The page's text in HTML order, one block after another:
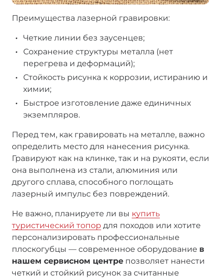
Преимущества лазерной гравировки:
Четкие линии без заусенцев;
Сохранение структуры металла (нет
перегрева и деформаций);
Стойкость рисунка к коррозии, истиранию и
химии;
Быстрое изготовление даже единичных
экземпляров.
Перед тем, как гравировать на металле, важно
определить место для нанесения рисунка.
Гравируют как на клинке, так и на рукояти, если
она выполнена из стали, алюминия или
другого сплава, способного поглощать
лазерный импульс без повреждений.
Не важно, планируете ли вы купить
туристический топор для походов или хотите
персонализировать профессиональные
плоскогубцы — современное оборудование в
нашем сервисном центре позволяет нанести
четкий и стойкий рисунок за считанные